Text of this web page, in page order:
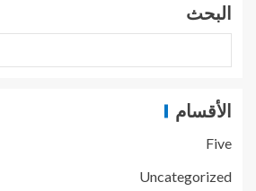
البحث
الأقسام
Five
Uncategorized